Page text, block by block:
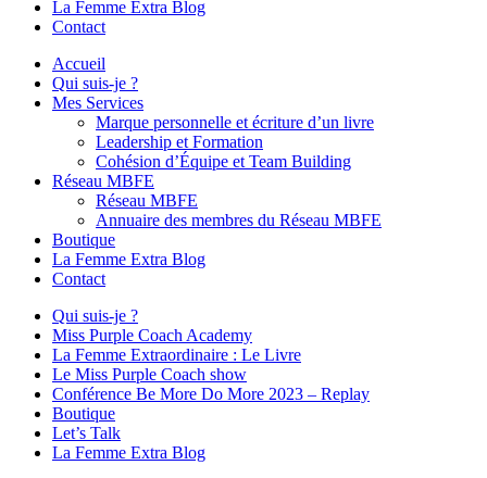
La Femme Extra Blog
Contact
Accueil
Qui suis-je ?
Mes Services
Marque personnelle et écriture d’un livre
Leadership et Formation
Cohésion d’Équipe et Team Building
Réseau MBFE
Réseau MBFE
Annuaire des membres du Réseau MBFE
Boutique
La Femme Extra Blog
Contact
Qui suis-je ?
Miss Purple Coach Academy
La Femme Extraordinaire : Le Livre
Le Miss Purple Coach show
Conférence Be More Do More 2023 – Replay
Boutique
Let’s Talk
La Femme Extra Blog